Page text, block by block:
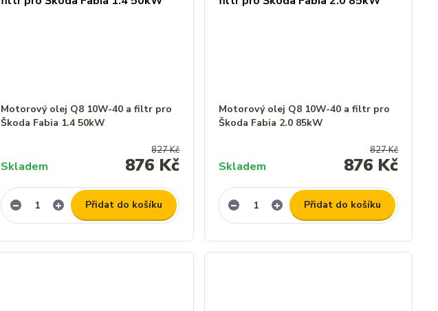
Motorový olej Q8 10W-40 a filtr pro
Škoda Fabia 1.4 50kW
827 Kč
876 Kč
Skladem
Přidat do košíku
Motorový olej Q8 10W-40 a filtr pro
Škoda Fabia 2.0 85kW
827 Kč
876 Kč
Skladem
Přidat do košíku